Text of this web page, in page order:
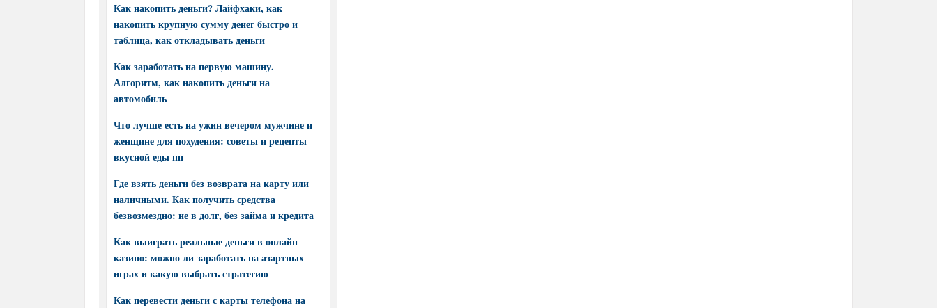
Как накопить деньги? Лайфхаки, как
накопить крупную сумму денег быстро и
таблица, как откладывать деньги
Как заработать на первую машину.
Алгоритм, как накопить деньги на
автомобиль
Что лучше есть на ужин вечером мужчине и
женщине для похудения: советы и рецепты
вкусной еды пп
Где взять деньги без возврата на карту или
наличными. Как получить средства
безвозмездно: не в долг, без займа и кредита
Как выиграть реальные деньги в онлайн
казино: можно ли заработать на азартных
играх и какую выбрать стратегию
Как перевести деньги с карты телефона на